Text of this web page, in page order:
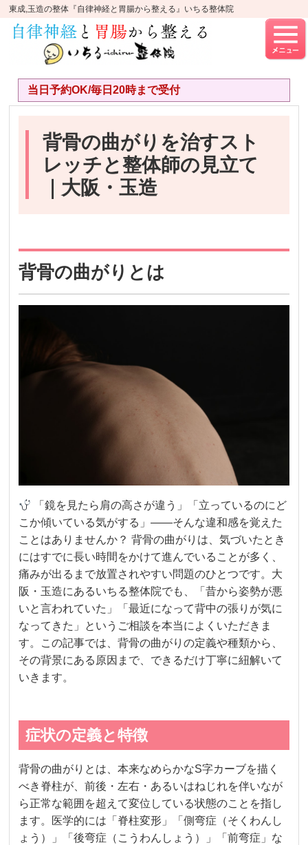
東成,玉造の整体『自律神経と胃腸から整える』いちる整体院
当日予約OK/毎日20時まで受付
背骨の曲がりを治すスト
レッチと整体師の見立て
｜大阪・玉造
背骨の曲がりとは
「鏡を見たら肩の高さが違う」「立っているのにど
こか傾いている気がする」——そんな違和感を覚えた
ことはありませんか？ 背骨の曲がりは、気づいたとき
にはすでに長い時間をかけて進んでいることが多く、
痛みが出るまで放置されやすい問題のひとつです。大
阪・玉造にあるいちる整体院でも、「昔から姿勢が悪
いと言われていた」「最近になって背中の張りが気に
なってきた」というご相談を本当によくいただきま
す。この記事では、背骨の曲がりの定義や種類から、
その背景にある原因まで、できるだけ丁寧に紐解いて
いきます。
症状の定義と特徴
背骨の曲がりとは、本来なめらかなS字カーブを描く
べき脊柱が、前後・左右・あるいはねじれを伴いなが
ら正常な範囲を超えて変位している状態のことを指し
ます。医学的には「脊柱変形」「側弯症（そくわんし
ょう）」「後弯症（こうわんしょう）」「前弯症」な